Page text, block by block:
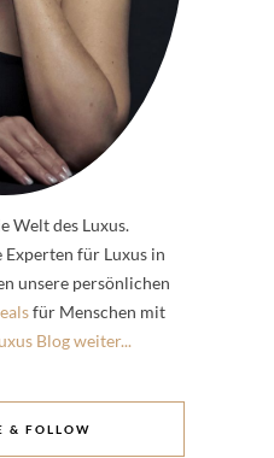
Welt des Luxus.
für Luxus in
unsere persönlichen
für Menschen mit
Blog weiter...
& FOLLOW